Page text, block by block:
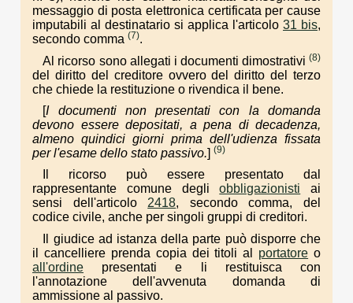
messaggio di posta elettronica certificata per cause
imputabili al destinatario si applica l'articolo 31 bis,
secondo comma (7).
Al ricorso sono allegati i documenti dimostrativi (8)
del diritto del creditore ovvero del diritto del terzo
che chiede la restituzione o rivendica il bene.
[I documenti non presentati con la domanda
devono essere depositati, a pena di decadenza,
almeno quindici giorni prima dell'udienza fissata
per l'esame dello stato passivo.] (9)
Il ricorso può essere presentato dal
rappresentante comune degliobbligazionisti ai
sensi dell'articolo 2418, secondo comma, del
codice civile, anche per singoli gruppi di creditori.
Il giudice ad istanza della parte può disporre che
il cancelliere prenda copia dei titoli al portatore o
all'ordine presentati e li restituisca con
l'annotazione dell'avvenuta domanda di
ammissione al passivo.